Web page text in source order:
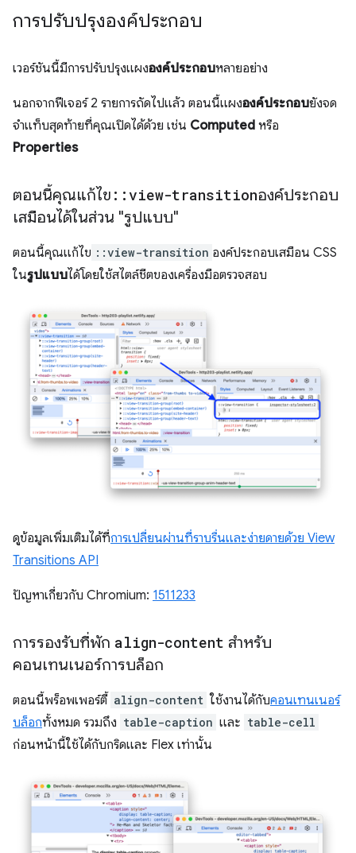
การปรับปรุงองค์ประกอบ
เวอร์ชันนี้มีการปรับปรุงแผงองค์ประกอบหลายอย่าง
นอกจากฟีเจอร์ 2 รายการถัดไปแล้ว ตอนนี้แผงองค์ประกอบยังจด
จำแท็บสุดท้ายที่คุณเปิดได้ด้วย เช่น Computed หรือ
Properties
ตอนนี้คุณแก้ไข :: view-transitionองค์ประกอบ
เสมือนได้ในส่วน "รูปแบบ"
ตอนนี้คุณแก้ไข ::view-transition องค์ประกอบเสมือน CSS
ในรูปแบบได้โดยใช้สไตล์ชีตของเครื่องมือตรวจสอบ
ดูข้อมูลเพิ่มเติมได้ที่การเปลี่ยนผ่านที่ราบรื่นและง่ายดายด้วย View
Transitions API
ปัญหาเกี่ยวกับ Chromium: 1511233
การรองรับที่พัก align-content สำหรับ
คอนเทนเนอร์การบล็อก
ตอนนี้พร็อพเพอร์ตี้ align-content ใช้งานได้กับคอนเทนเนอร์
บล็อกทั้งหมด รวมถึง table-caption และ table-cell
ก่อนหน้านี้ใช้ได้กับกริดและ Flex เท่านั้น